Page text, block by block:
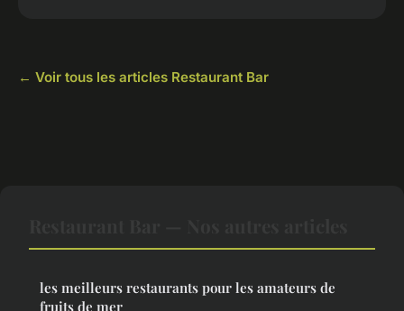
← Voir tous les articles Restaurant Bar
les meilleurs restaurants pour les amateurs de
fruits de mer